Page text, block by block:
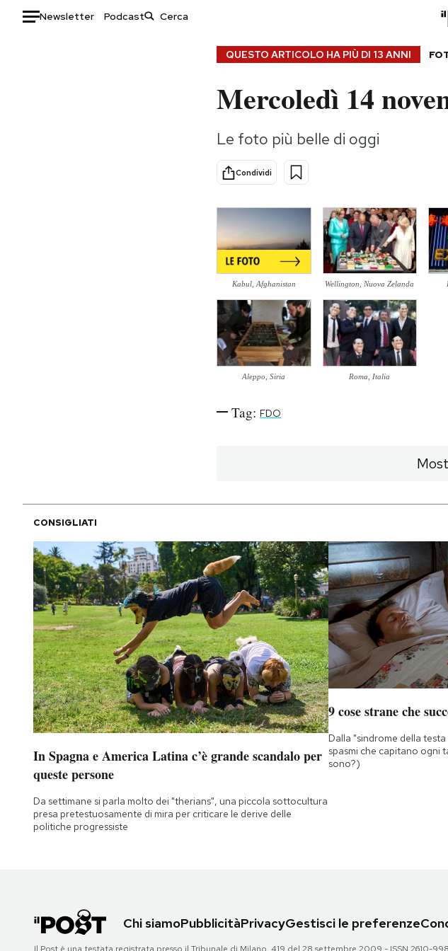
Newsletter Podcast
Consumismi
Storie/Idee
Mondiali calcio 2026
AREA PERSONALE
Area Personale
Newsletter
Notifiche mobile
Regala il Post
Hai bisogno di aiuto?
Esci
QUESTO ARTICOLO HA PIÙ DI 13 ANNI
Mercoledì 14
Le foto più belle di oggi
Condividi
Kabul, Afghanistan Wellington, Nuova Zelanda
Aleppo, Siria Roma, Italia
Tag: FDO
CONSIGLIATI
In Spagna e America Latina c’è grande scandalo per
queste persone
Da settimane si parla molto dei "therians", una piccola sottocultura
presa pretestuosamente di mira per criticare le derive delle
politiche progressiste
9 cose strane che
Dalla "sindrome della
spasmi che capitano ogni
sono?)
Chi siamoPubblicitàPrivacyGestisci le preferenze